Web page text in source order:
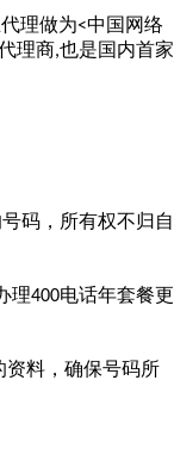
理做为<中国网络
理商,也是国内首家
码，所有权不归自
理400电话年套餐更
资料，确保号码所